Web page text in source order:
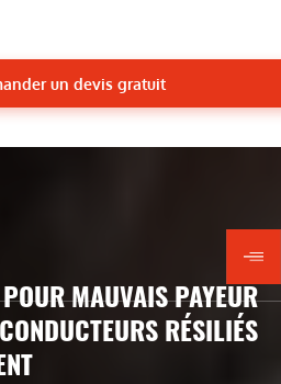
un devis gratuit
MAUVAIS PAYEUR
RÉSILIÉS